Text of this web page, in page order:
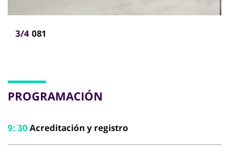
3/4 081
PROGRAMACIÓN
9: 30 Acreditación y registro